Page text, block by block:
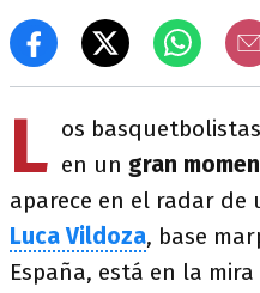
L os
en un gran
aparece en el radar de
Luca Vildoza, base
España, está en la